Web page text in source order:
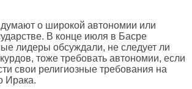
о широкой автономии или
В конце июля в Басре
лидеры обсуждали, не следует ли
тоже требовать автономии, если
свои религиозные требования на
Ирака.